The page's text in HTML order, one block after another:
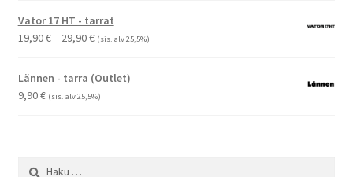
Vator 17 HT - tarrat
19,90€– 29,90€Hintaluokka:
-
29,90 €
(sis. alv 25,5%)
Lännen - tarra (Outlet)
9,90€ (sis. alv 25,5%)